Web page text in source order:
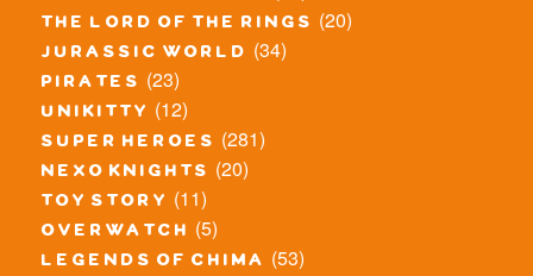
the lord of the rings (20)
jurassic world (34)
pirates (23)
unikitty (12)
super heroes (281)
nexo knights (20)
toy story (11)
overwatch (5)
legends of chima (53)